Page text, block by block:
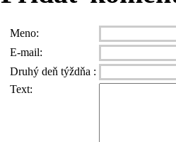
Meno:
E-mail:
Druhý deň týždňa :
Text: